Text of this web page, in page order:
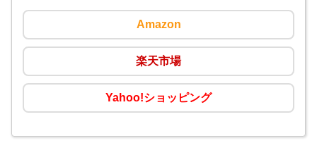
Amazon
楽天市場
Yahoo!ショッピング